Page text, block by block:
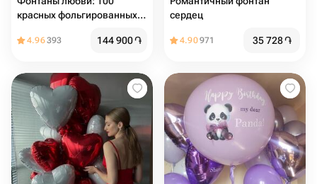
красных фольгированных
4.96393 144 900֏
сердец
4.90971 35 728֏